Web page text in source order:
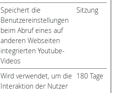
Speichert die
Benutzereinstellungen
beim Abruf eines auf
anderen Webseiten
integrierten Youtube-
Videos
Sitzung
Wird verwendet, um die
Interaktion der Nutzer
180 Tage